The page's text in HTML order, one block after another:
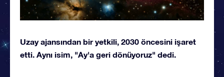
Uzay ajansından bir yetkili, 2030 öncesini işaret
etti. Aynı isim, "Ay'a geri dönüyoruz" dedi.